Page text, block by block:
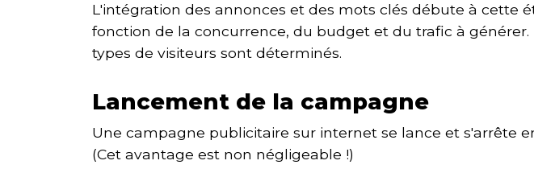
L'intégration des annonces et des mots clés débute à cette
fonction de la concurrence, du budget et du trafic à
types de visiteurs sont déterminés.
Lancement de la campagne
Une campagne publicitaire sur internet se lance et s'arrête
(Cet avantage est non négligeable !)